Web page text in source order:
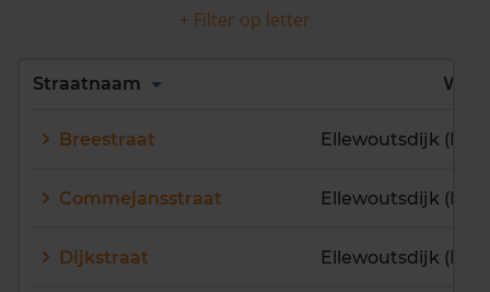
+ Filter op letter
Alles
P
Q
R S U
V
Straatnaam Wijk
Breestraat Ellewoutsdijk
Commejansstraat Ellewoutsdijk
Dijkstraat Ellewoutsdijk